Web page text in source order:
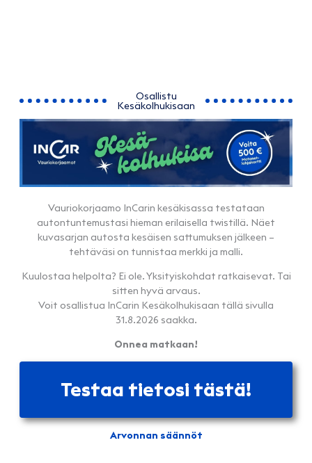
Osallistu
Kesäkolhukisaan
Vauriokorjaamo InCarin kesäkisassa testataan
autontuntemustasi hieman erilaisella twistillä. Näet
kuvasarjan autosta kesäisen sattumuksen jälkeen –
tehtäväsi on tunnistaa merkki ja malli.
Kuulostaa helpolta? Ei ole. Yksityiskohdat ratkaisevat. Tai
sitten hyvä arvaus.
Voit osallistua InCarin Kesäkolhukisaan tällä sivulla
31.8.2026 saakka.
Onnea matkaan!
Testaa tietosi tästä!
Arvonnan säännöt